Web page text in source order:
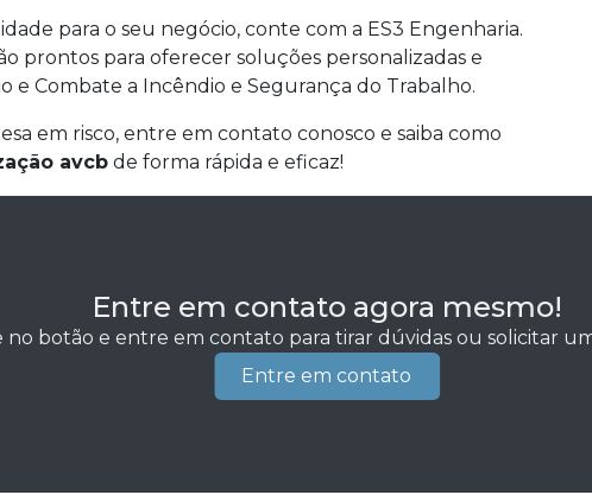
para o seu negócio, conte com a ES3 Engenharia.
prontos para oferecer soluções personalizadas e
e Combate a Incêndio e Segurança do Trabalho.
em risco, entre em contato conosco e saiba como
avcb de forma rápida e eficaz!
Entre em contato agora mesmo!
no botão e entre em contato para tirar dúvidas ou solicitar
Entre em contato